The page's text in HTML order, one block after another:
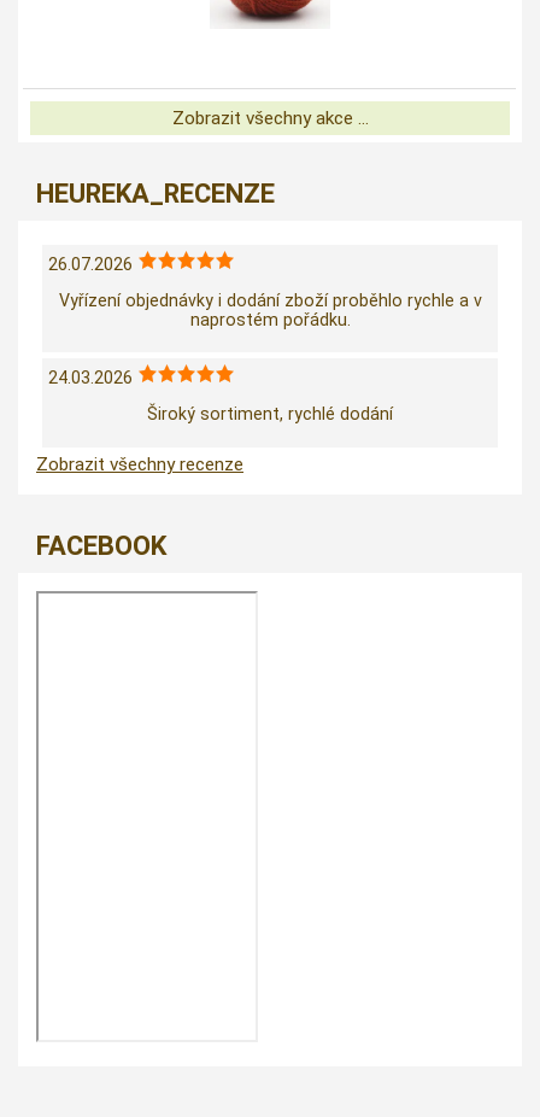
Zobrazit všechny akce ...
HEUREKA_RECENZE
26.07.2026
Vyřízení objednávky i dodání zboží proběhlo rychle a v
naprostém pořádku.
24.03.2026
Široký sortiment, rychlé dodání
Zobrazit všechny recenze
FACEBOOK